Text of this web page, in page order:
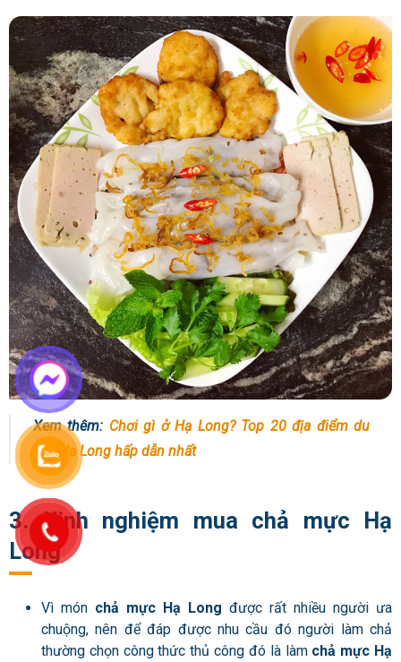
Xem thêm: Chơi gì ở Hạ Long? Top 20 địa điểm du
lịch Hạ Long hấp dẫn nhất
3. Kinh nghiệm mua chả mực Hạ
Long
Vì món chả mực Hạ Long được rất nhiều người ưa
chuộng, nên để đáp được nhu cầu đó người làm chả
thường chọn công thức thủ công đó là làm chả mực Hạ